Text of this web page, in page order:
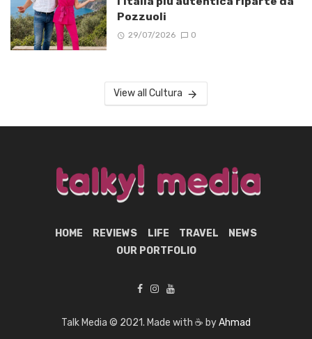
Pozzuoli
29/07/2026 0
View all Cultura
HOME REVIEWS LIFE TRAVEL
NEWS
OUR PORTFOLIO
Talk Media © 2021. Made with ☕ byAhmad